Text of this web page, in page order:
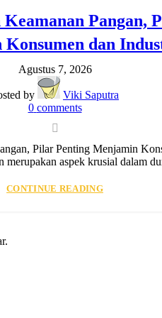
Pangan,
dan
Agustus 7, 2026
by
Viki Saputra
0 comments
Pilar Penting Menjamin
merupakan aspek krusial dalam
CONTINUE READING